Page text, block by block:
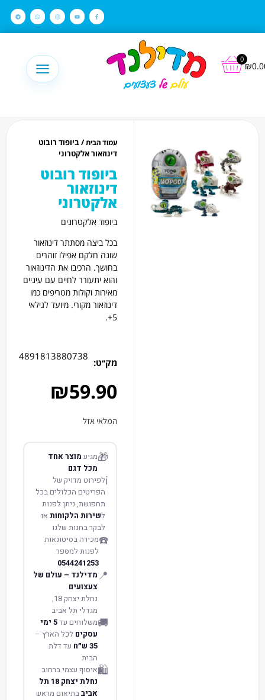
₪
0
עמוד הבית/ ביופוד רובוט
דינוזאור אלקטרוני
ביופוד רובוט
דינוזאור
אלקטרוני
ביופוד אלקטרונים
בכל ביצה מסתתר דינוזאור
שונה חלקם אפילו זוהרים
בחושך. הרכיבו את הדינוזאור
והוא יתעורר לחיים עם עיניים
מאירות וקולות מטריפים כמו
דינוזאור מקורי. מיועד לגילאי
5+.
מק׳׳ט:
4891813880738
₪59.90
המלאי אזל
🎁מגיע מוצר אחד
מכל דגם
ℹ️לפירוט מדויק של
הפריטים הכלולים בכל
תחפושת, ניתן לפנות
לשירות הלקוחות או
לבקר בחנות שלנו
☎️מכירה בסיטונאות
לפנות למספר
0544241253
📍 מדילנד – עולם של
צעצועים
נחלת יצחק 18,
מגדלי תל אביב
🚚משלוחים עד 5 ימי
עסקים לכל הארץ –
35 ש״ח
עד דלת
הבית
🛍️איסוף עצמי ברחוב
נחלת יצחק 18 תל
אביבבתיאום מראש